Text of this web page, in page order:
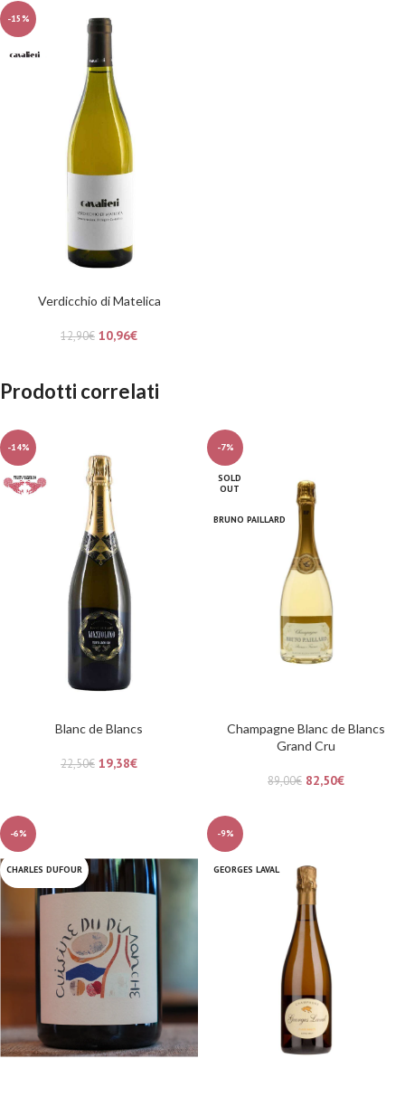
-15%
Verdicchio di Matelica
12,90€ 10,96€
Prodotti correlati
-14%
Blanc de Blancs
22,50€ 19,38€
-7%
SOLD
OUT
BRUNO PAILLARD
Champagne Blanc de Blancs
Grand Cru
89,00€ 82,50€
-6%
CHARLES DUFOUR
-9%
GEORGES LAVAL